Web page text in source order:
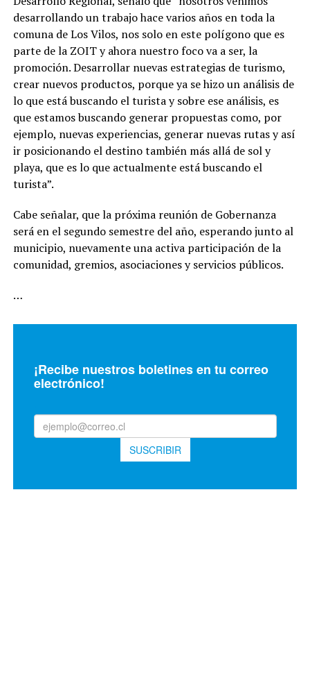
desarrollando un trabajo hace varios años en toda la
comuna de Los Vilos, nos solo en este polígono que es
parte de la ZOIT y ahora nuestro foco va a ser, la
promoción. Desarrollar nuevas estrategias de turismo,
crear nuevos productos, porque ya se hizo un análisis de
lo que está buscando el turista y sobre ese análisis, es
que estamos buscando generar propuestas como, por
ejemplo, nuevas experiencias, generar nuevas rutas y así
ir posicionando el destino también más allá de sol y
playa, que es lo que actualmente está buscando el
turista”.
Cabe señalar, que la próxima reunión de Gobernanza
será en el segundo semestre del año, esperando junto al
municipio, nuevamente una activa participación de la
comunidad, gremios, asociaciones y servicios públicos.
…